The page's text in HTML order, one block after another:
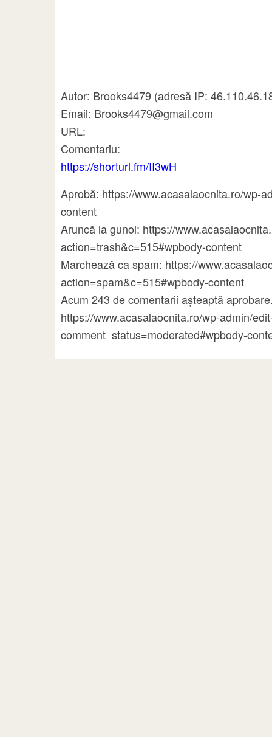
Autor: Brooks4479 (adresă IP:
Email: Brooks4479@gmail.com
URL:
Comentariu:
https://shorturl.fm/II3wH
Aprobă: https://www.acasalaocnita.ro/wp-
content
Aruncă la gunoi: https://
action=trash&c=515#wpbody-content
Marchează ca spam: https://
action=spam&c=515#wpbody-content
Acum 243 de comentarii așteaptă
https://www.acasalaocnita.ro/wp-admin/
comment_status=moderated#wpbody-